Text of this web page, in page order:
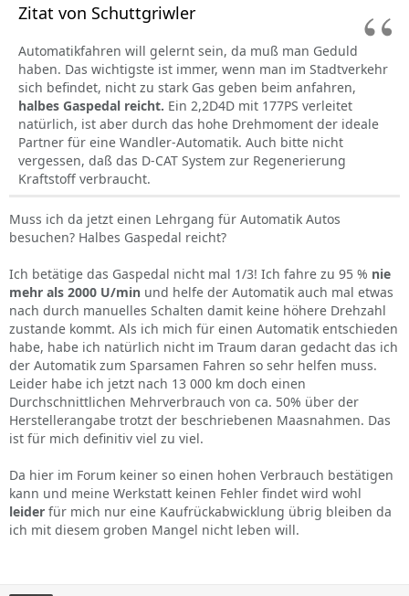
Zitat von Schuttgriwler
Automatikfahren will gelernt sein, da muß man Geduld
haben. Das wichtigste ist immer, wenn man im Stadtverkehr
sich befindet, nicht zu stark Gas geben beim anfahren,
halbes Gaspedal reicht. Ein 2,2D4D mit 177PS verleitet
natürlich, ist aber durch das hohe Drehmoment der ideale
Partner für eine Wandler-Automatik. Auch bitte nicht
vergessen, daß das D-CAT System zur Regenerierung
Kraftstoff verbraucht.
Muss ich da jetzt einen Lehrgang für Automatik Autos
besuchen? Halbes Gaspedal reicht?
Ich betätige das Gaspedal nicht mal 1/3! Ich fahre zu 95 % nie
mehr als 2000 U/min und helfe der Automatik auch mal etwas
nach durch manuelles Schalten damit keine höhere Drehzahl
zustande kommt. Als ich mich für einen Automatik entschieden
habe, habe ich natürlich nicht im Traum daran gedacht das ich
der Automatik zum Sparsamen Fahren so sehr helfen muss.
Leider habe ich jetzt nach 13 000 km doch einen
Durchschnittlichen Mehrverbrauch von ca. 50% über der
Herstellerangabe trotzt der beschriebenen Maasnahmen. Das
ist für mich definitiv viel zu viel.
Da hier im Forum keiner so einen hohen Verbrauch bestätigen
kann und meine Werkstatt keinen Fehler findet wird wohl
leider für mich nur eine Kaufrückabwicklung übrig bleiben da
ich mit diesem groben Mangel nicht leben will.